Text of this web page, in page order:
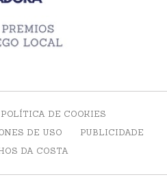
POLÍTICA DE COOKIES
DE USO
PUBLICIDADE
DA COSTA